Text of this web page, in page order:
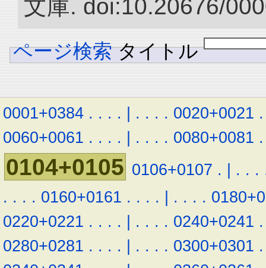
文庫. doi:10.20676/
ページ検索 タイトル
0001+0384 . . . . | . . . . 0020+0021 .
0060+0061 . . . . | . . . . 0080+0081 .
0104+0105 0106+0107 . | . . .
. . . . 0160+0161 . . . . | . . . .
0220+0221 . . . . | . . . . 0240+0241 .
0280+0281 . . . . | . . . . 0300+0301 .